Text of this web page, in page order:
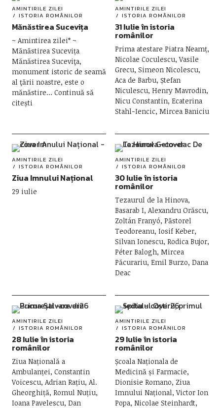
AMINTIRILE ZILEI
ISTORIA ROMÂNILOR
31 Iulie în istoria
românilor
Prima atestare Piatra Neamț,
Nicolae Coculescu, Vasile
Grecu, Simeon Nicolescu,
Aca de Barbu, Ștefan
Niculescu, Henry Mavrodin,
Nicu Constantin, Ecaterina
Stahl-Iencic, Mircea Baniciu
AMINTIRILE ZILEI
ISTORIA ROMÂNILOR
Mănăstirea Sucevița
~ Amintirea zilei* ~
Mănăstirea Sucevița
Mănăstirea Suceviţa,
monument istoric de seamă
al ţării noastre, este o
mănăstire
Continuă să
citești
AMINTIRILE ZILEI
ISTORIA ROMÂNILOR
30 Iulie în istoria
românilor
Tezaurul de la Hinova,
Basarab I, Alexandru Orăscu,
Zoltán Franyó, Păstorel
Teodoreanu, Iosif Keber,
Silvan Ionescu, Rodica Bujor,
Péter Balogh, Mircea
Păcurariu, Emil Burzo, Dana
Deac
AMINTIRILE ZILEI
ISTORIA ROMÂNILOR
Ziua Imnului Național
29 iulie
AMINTIRILE ZILEI
ISTORIA ROMÂNILOR
29 Iulie în istoria
românilor
Școala Naționala de
Medicină și Farmacie,
Dionisie Romano, Ziua
Imnului Național, Victor Ion
Popa, Nicolae Steinhardt,
AMINTIRILE ZILEI
ISTORIA ROMÂNILOR
28 Iulie în istoria
românilor
Ziua Națională a
Ambulanței, Constantin
Voicescu, Adrian Rațiu, Al.
Gheorghiță, Romul Nuțiu,
Ioana Pavelescu, Dan